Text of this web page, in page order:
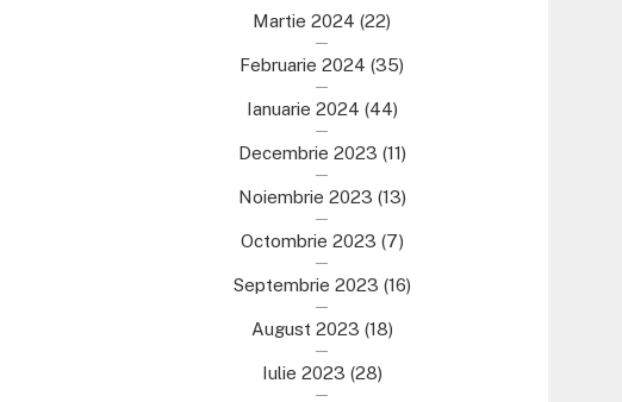
Martie 2024 (22)
Februarie 2024 (35)
Ianuarie 2024 (44)
Decembrie 2023 (11)
Noiembrie 2023 (13)
Octombrie 2023 (7)
Septembrie 2023 (16)
August 2023 (18)
Iulie 2023 (28)